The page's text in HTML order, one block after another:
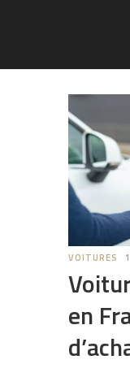
VOITURES
en